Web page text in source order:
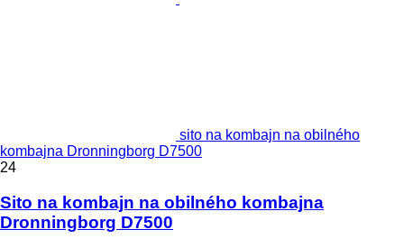
sito na kombajn na obilného
kombajna Dronningborg D7500
24
Sito na kombajn na obilného kombajna
Dronningborg D7500